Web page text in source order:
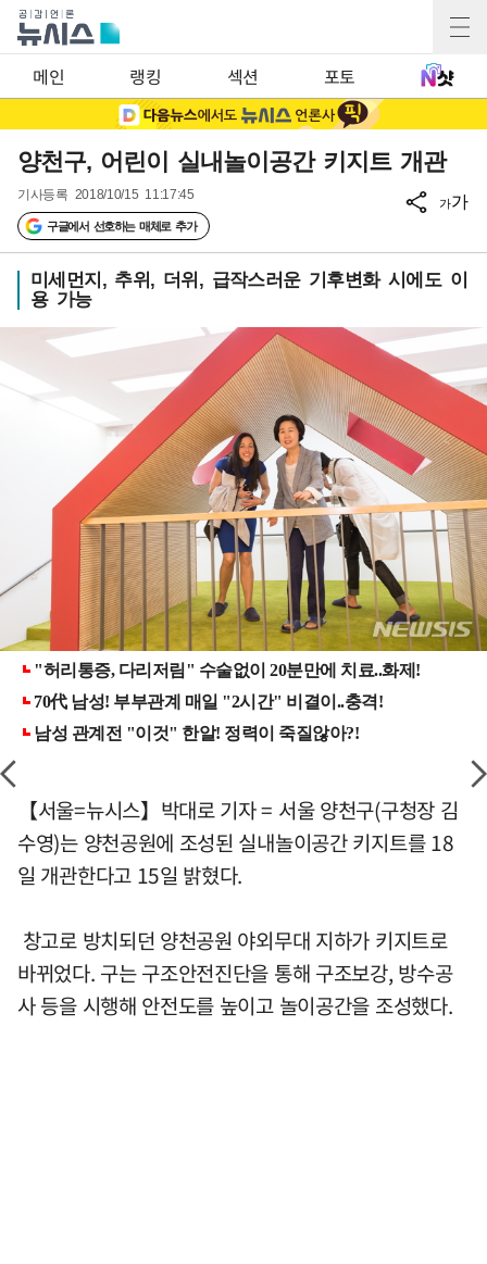
메인 랭킹 섹션 포토
양천구, 어린이 실내놀이공간 키지트 개관
기사등록 2018/10/15 11:17:45
구글에서 선호하는 매체로 추가
가가
미세먼지, 추위, 더위, 급작스러운 기후변화 시에도 이
용 가능
【서울=뉴시스】박대로 기자 = 서울 양천구(구청장 김
수영)는 양천공원에 조성된 실내놀이공간 키지트를 18
일 개관한다고 15일 밝혔다.
창고로 방치되던 양천공원 야외무대 지하가 키지트로
바뀌었다. 구는 구조안전진단을 통해 구조보강, 방수공
사 등을 시행해 안전도를 높이고 놀이공간을 조성했다.